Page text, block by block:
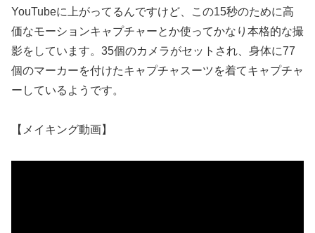
YouTubeに上がってるんですけど、この15秒のために高
価なモーションキャプチャーとか使ってかなり本格的な撮
影をしています。35個のカメラがセットされ、身体に77
個のマーカーを付けたキャプチャスーツを着てキャプチャ
ーしているようです。
【メイキング動画】